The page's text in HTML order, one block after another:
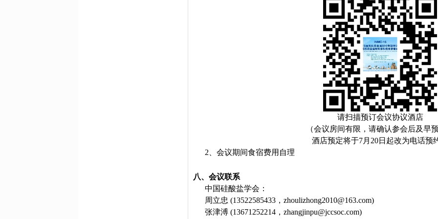
请扫描预订会议协议酒店
（会议房间有限，请确认参会后及早预
酒店预定将于7月20日起改为电话预
2、会议期间食宿费用自理
八、会议联系
中国硅酸盐学会：
周立忠 (13522585433，zhoulizhong2010@163.com)
张津溥 (13671252214，zhangjinpu@jccsoc.com)